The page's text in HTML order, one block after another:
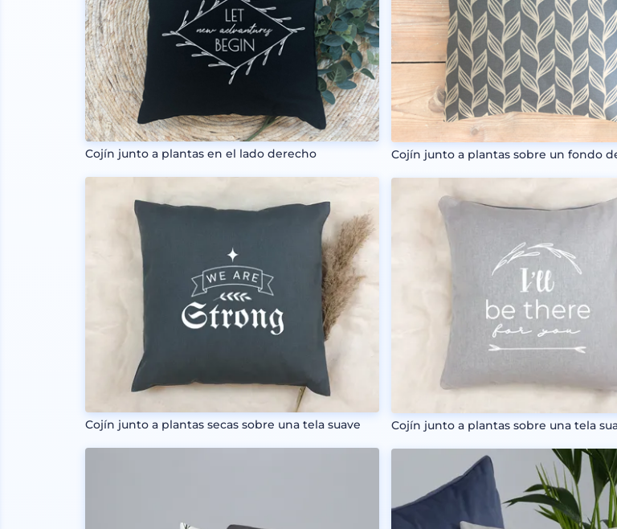
Cojín junto a plantas en el lado derecho
Cojín junto a plantas secas sobre una tela suave
Cojín junto a plantas sobre un fondo
Cojín junto a plantas sobre una tela